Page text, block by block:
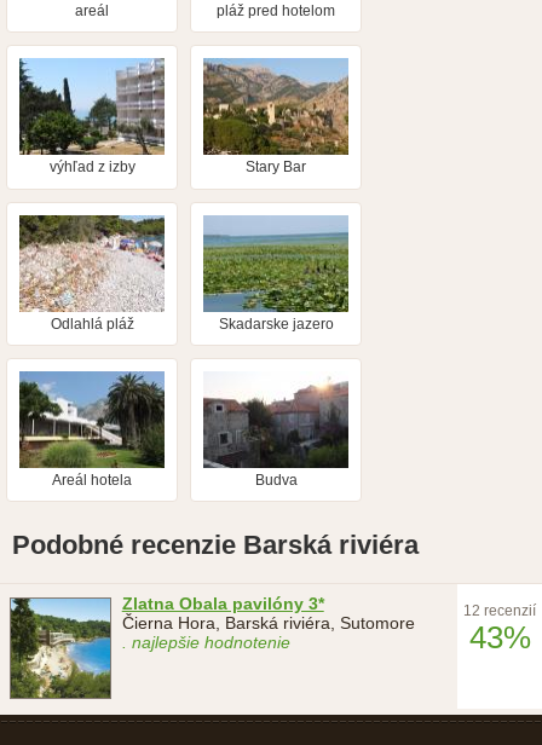
areál pláž pred hotelom
výhľad z izby Stary Bar
Odlahlá pláž
Skadarske jazero
Areál hotela Budva
Podobné recenzie Barská riviéra
Zlatna Obala pavilóny 3*
Čierna Hora, Barská riviéra, Sutomore
. najlepšie hodnotenie
12 recenzií
43%